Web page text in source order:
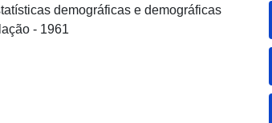
demográficas e demográficas
- 1961